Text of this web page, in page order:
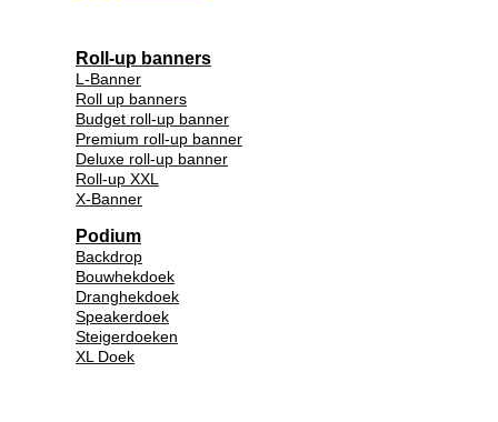
Roll-up banners
L-Banner
Roll up banners
Budget roll-up banner
Premium roll-up banner
Deluxe roll-up banner
Roll-up XXL
X-Banner
Podium
Backdrop
Bouwhekdoek
Dranghekdoek
Speakerdoek
Steigerdoeken
XL Doek